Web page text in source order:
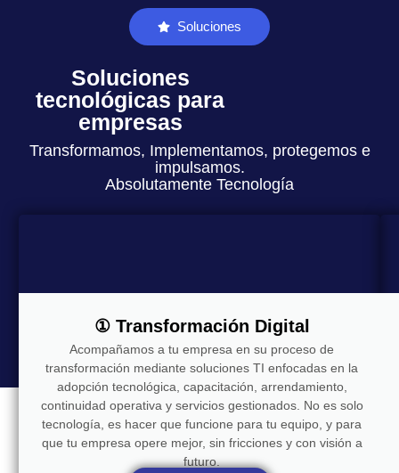
Soluciones
Soluciones
tecnológicas para
empresas
Transformamos, Implementamos, protegemos e
impulsamos.
Absolutamente Tecnología
① Transformación Digital
Acompañamos a tu empresa en su proceso de
transformación mediante soluciones TI enfocadas en la
adopción tecnológica, capacitación, arrendamiento,
continuidad operativa y servicios gestionados. No es solo
tecnología, es hacer que funcione para tu equipo, y para
que tu empresa opere mejor, sin fricciones y con visión a
futuro.